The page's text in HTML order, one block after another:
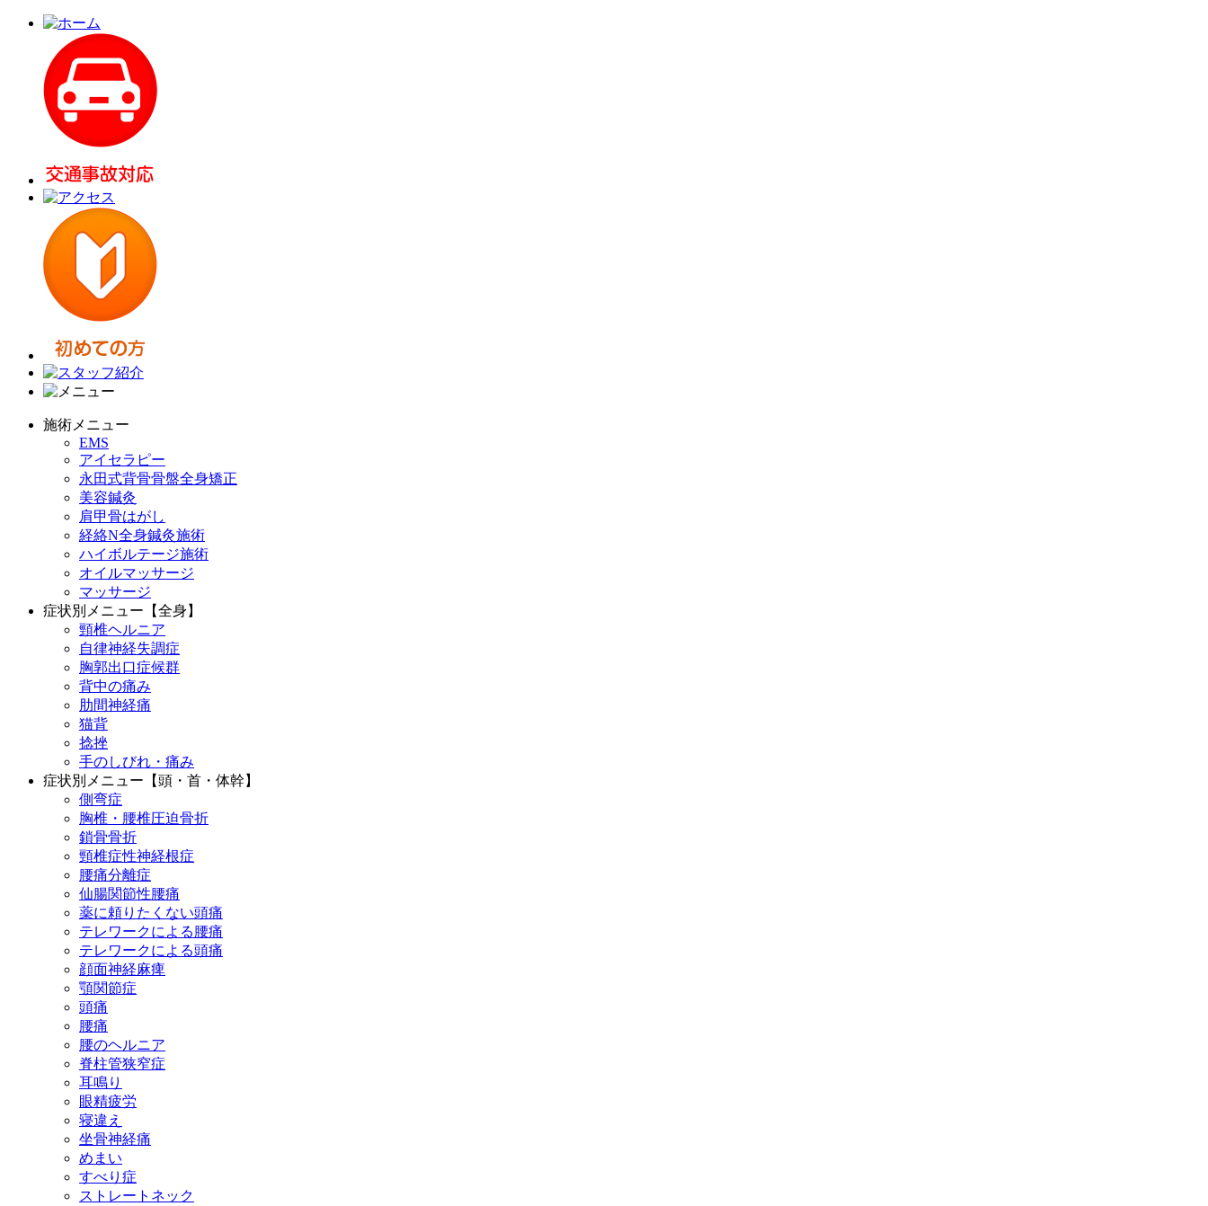
施術メニュー
EMS
アイセラピー
永田式背骨骨盤全身矯正
美容鍼灸
肩甲骨はがし
経絡N全身鍼灸施術
ハイボルテージ施術
オイルマッサージ
マッサージ
症状別メニュー【全身】
頸椎ヘルニア
自律神経失調症
胸郭出口症候群
背中の痛み
肋間神経痛
猫背
捻挫
手のしびれ・痛み
症状別メニュー【頭・首・体幹】
側弯症
胸椎・腰椎圧迫骨折
鎖骨骨折
頸椎症性神経根症
腰痛分離症
仙腸関節性腰痛
薬に頼りたくない頭痛
テレワークによる腰痛
テレワークによる頭痛
顔面神経麻痺
顎関節症
頭痛
腰痛
腰のヘルニア
脊柱管狭窄症
耳鳴り
眼精疲労
寝違え
坐骨神経痛
めまい
すべり症
ストレートネック